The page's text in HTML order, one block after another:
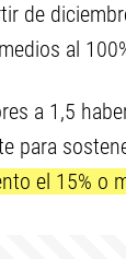
de
al
a 1,5
para
el 15% o